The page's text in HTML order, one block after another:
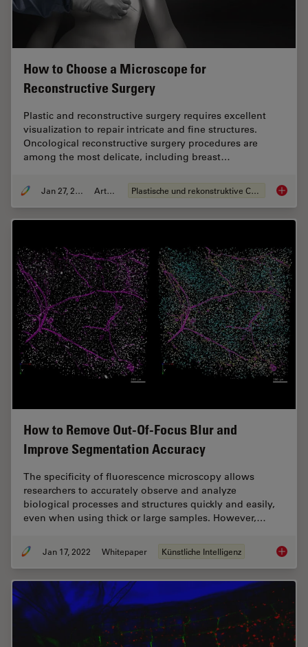
How to Choose a Microscope for
Reconstructive Surgery
Plastic and reconstructive surgery requires excellent
visualization to repair intricate and fine structures.
Oncological reconstructive surgery procedures are
among the most delicate, including breast…
Jan 27, 2022 Artikel Plastische und rekonstruktive Chirurgie How to
How to Remove Out-Of-Focus Blur and
Improve Segmentation Accuracy
The specificity of fluorescence microscopy allows
researchers to accurately observe and analyze
biological processes and structures quickly and easily,
even when using thick or large samples. However,…
Jan 17, 2022 Whitepaper Künstliche Intelligenz How to